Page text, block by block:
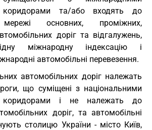
коридорами та/або входять до
мережі основних, проміжних,
доріг та відгалужень,
міжнародну індексацію і
автомобільні перевезення.
автомобільних доріг належать
що суміщені з національними
коридорами і не належать до
доріг, та автомобільні
столицю України - місто Київ,